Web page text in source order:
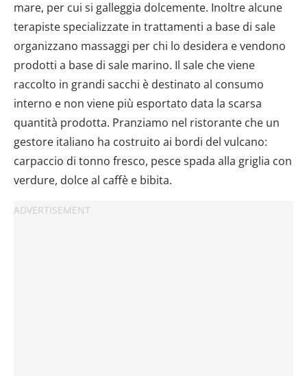
mare, per cui si galleggia dolcemente. Inoltre alcune
terapiste specializzate in trattamenti a base di sale
organizzano massaggi per chi lo desidera e vendono
prodotti a base di sale marino. Il sale che viene
raccolto in grandi sacchi è destinato al consumo
interno e non viene più esportato data la scarsa
quantità prodotta. Pranziamo nel ristorante che un
gestore italiano ha costruito ai bordi del vulcano:
carpaccio di tonno fresco, pesce spada alla griglia con
verdure, dolce al caffè e bibita.